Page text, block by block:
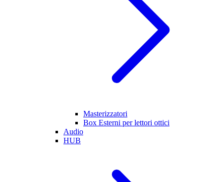
Masterizzatori
Box Esterni per lettori ottici
Audio
HUB